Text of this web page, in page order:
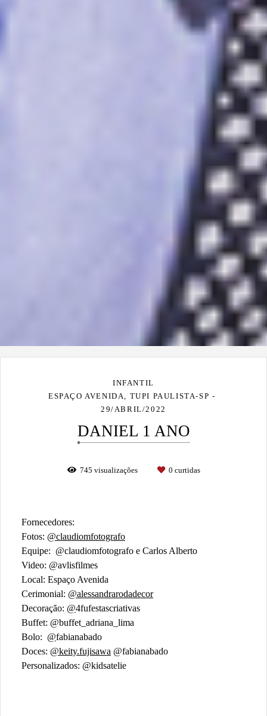
INFANTIL
ESPAÇO AVENIDA, TUPI PAULISTA-SP
29/ABRIL/2022
DANIEL 1 ANO
745 visualizações 0 curtidas
Fornecedores:
Fotos: @claudiomfotografo
Equipe: @claudiomfotografo e Carlos Alberto
Video: @avlisfilmes
Local: Espaço Avenida
Cerimonial: @alessandrarodadecor
Decoração: @4fufestascriativas
Buffet: @buffet_adriana_lima
Bolo: @fabianabado
Doces: @keity.fujisawa @fabianabado
Personalizados: @kidsatelie